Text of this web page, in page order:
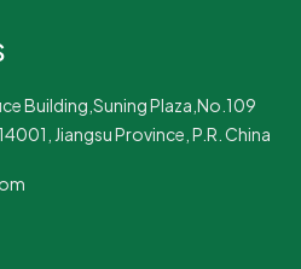
Building,Suning Plaza,No.109
Jiangsu Province, P.R. China